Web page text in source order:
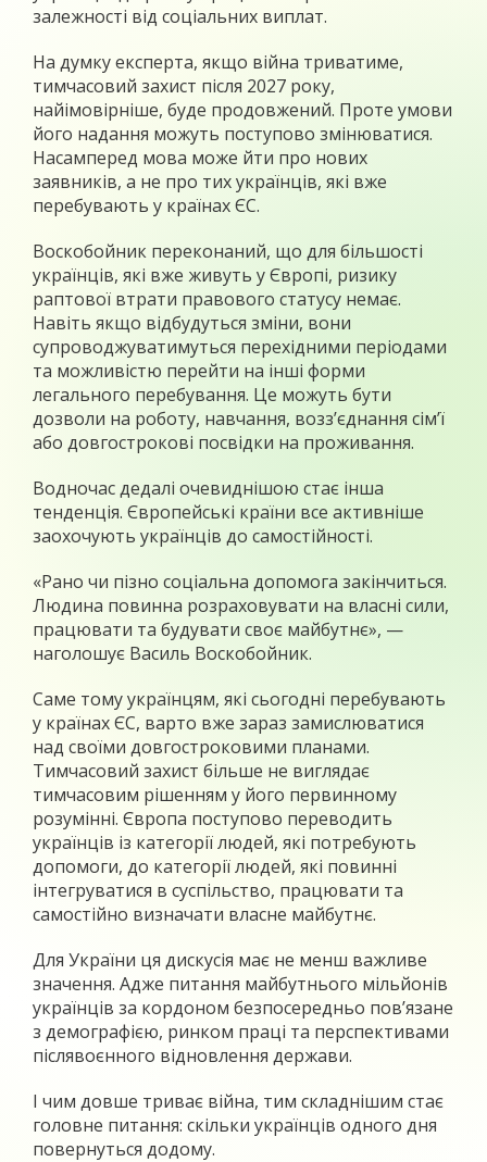
залежності від соціальних виплат.
На думку експерта, якщо війна триватиме,
тимчасовий захист після 2027 року,
найімовірніше, буде продовжений. Проте умови
його надання можуть поступово змінюватися.
Насамперед мова може йти про нових
заявників, а не про тих українців, які вже
перебувають у країнах ЄС.
Воскобойник переконаний, що для більшості
українців, які вже живуть у Європі, ризику
раптової втрати правового статусу немає.
Навіть якщо відбудуться зміни, вони
супроводжуватимуться перехідними періодами
та можливістю перейти на інші форми
легального перебування. Це можуть бути
дозволи на роботу, навчання, возз’єднання сім’ї
або довгострокові посвідки на проживання.
Водночас дедалі очевиднішою стає інша
тенденція. Європейські країни все активніше
заохочують українців до самостійності.
«Рано чи пізно соціальна допомога закінчиться.
Людина повинна розраховувати на власні сили,
працювати та будувати своє майбутнє», —
наголошує Василь Воскобойник.
Саме тому українцям, які сьогодні перебувають
у країнах ЄС, варто вже зараз замислюватися
над своїми довгостроковими планами.
Тимчасовий захист більше не виглядає
тимчасовим рішенням у його первинному
розумінні. Європа поступово переводить
українців із категорії людей, які потребують
допомоги, до категорії людей, які повинні
інтегруватися в суспільство, працювати та
самостійно визначати власне майбутнє.
Для України ця дискусія має не менш важливе
значення. Адже питання майбутнього мільйонів
українців за кордоном безпосередньо пов’язане
з демографією, ринком праці та перспективами
післявоєнного відновлення держави.
І чим довше триває війна, тим складнішим стає
головне питання: скільки українців одного дня
повернуться додому.